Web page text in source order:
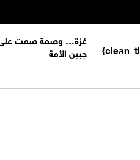
غزة… وصمة صمت
جبين الأمة